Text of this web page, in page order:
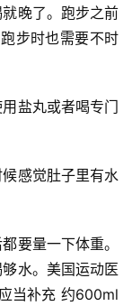
晚了。跑步之前
步时也需要不时
盐丸或者喝专门
感觉肚子里有水
要量一下体重。
水。美国运动医
当补充 约600ml